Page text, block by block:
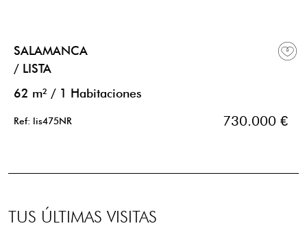
SALAMANCA
/ LISTA
62 m² / 1 Habitaciones
Ref: lis475NR 730.000 €
TUS ÚLTIMAS VISITAS